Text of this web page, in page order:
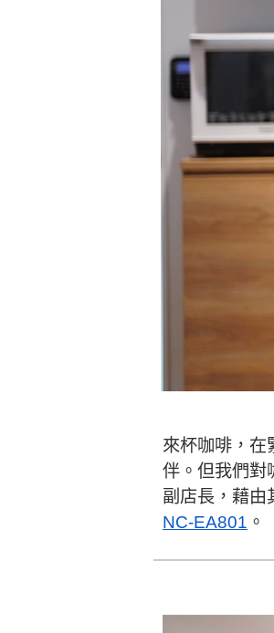
來杯咖啡，在
伴。但我們對
副店長，藉由
NC-EA801 。